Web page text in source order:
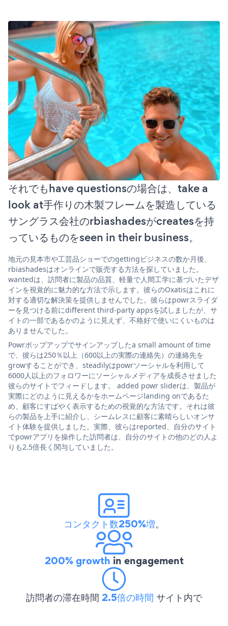
それでもhave questionsの場合は、take a
look at手作りの木製フレームを製造している
サングラス会社のrbiashadesがcreatesを持
っているものをseen in their business。
地元の見本市や工芸品ショーでのgettingビジネスの数か月後、
rbiashadesはオンラインで販売する方法を探していました。
wantedは、訪問者に製品の品質、軽量で人間工学に基づいたデザ
インを視覚的に魅力的な方法で示します。彼らのOxatisはこれに
対する適切な解決策を提供しませんでした。彼らはpowrスライダ
ーを見つける前にdifferent third-party appsを試しましたが、サ
イトの一部であるかのように見えず、不格好で使いにくいものは
ありませんでした。
Powrポップアップでサインアップしたa small amount of time
で、彼らは250％以上（600以上の実際の連絡先）の連絡先を
growすることができ、steadilyはpowrソーシャルを利用して
6000人以上のフォロワーにソーシャルメディアを成長させました
彼らのサイトでフィードします。 added powr sliderは、製品が
実際にどのように見えるかをホームページlanding onであるた
め、顧客にすばやく表示するための視覚的な方法です。それは彼
らの製品を上手に紹介し、シームレスに顧客に素晴らしいオンサ
イト体験を提供しました。実際、彼らはreported、自分のサイト
でpowrアプリを操作した訪問者は、自分のサイトの他のどの人よ
りも2.5倍長く関与していました。
コンタクト数250%増。
200% growth in engagement
訪問者の滞在時間 2.5倍の時間 サイト内で